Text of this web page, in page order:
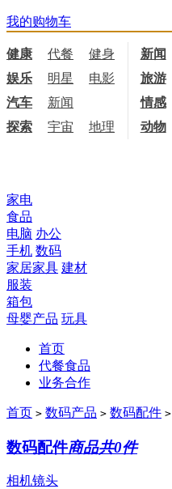
我的购物车
健康 代餐 健身 饮食
新闻
娱乐
明星 电影 电视
旅游
汽车
新闻 情感
探索
宇宙 地理 天文
动物
家电
食品
电脑 办公
手机 数码
家居家具 建材
服装
箱包
母婴产品 玩具
首页
代餐食品
业务合作
首页 > 数码产品 > 数码配件 >
数码配件商品共0件
相机镜头